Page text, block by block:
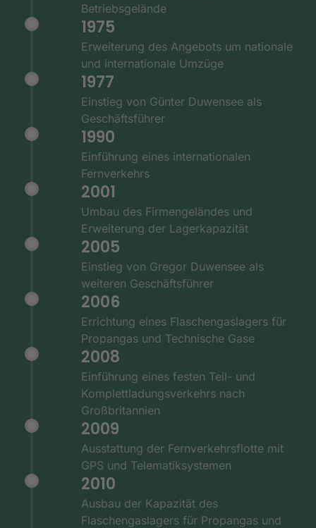
Betriebsgelände
1975
Erweiterung des Angebots um nationale
und internationale Umzüge
1977
Einstieg von Günter Duwensee als
Geschäftsführer
1990
Einführung eines internationalen
Fernverkehrs
2001
Umbau des Firmengeländes und
Erweiterung der Lagerkapazität
2005
Einstieg von Gregor Duwensee als
weiteren Geschäftsführer
2006
Errichtung eines Flaschengaslagers für
Propangas und Technische Gase
2008
Einführung eines festen Teil- und
Komplettladungsverkehrs nach
Großbritannien
2009
Ausstattung der Fernverkehrsflotte mit
GPS und Telematiksystemen
2010
Ausbau der Kapazität des
Flaschengaslagers für Propangas und